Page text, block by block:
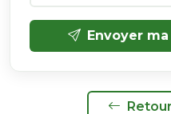
Envoyer